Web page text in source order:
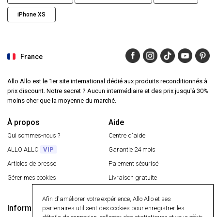
iPhone XS
France
Allo Allo est le 1er site international dédié aux produits reconditionnés à
prix discount. Notre secret ? Aucun intermédiaire et des prix jusqu'à 30%
moins cher que la moyenne du marché.
À propos
Qui sommes-nous ?
ALLO ALLO
VIP
Articles de presse
Gérer mes cookies
Aide
Centre d'aide
Garantie 24 mois
Paiement sécurisé
Livraison gratuite
Informations Paiement sécurisé
Afin d'améliorer votre expérience, Allo Allo et ses
partenaires utilisent des cookies pour enregistrer les